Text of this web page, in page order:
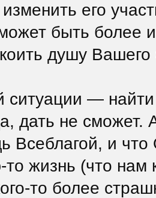
его
быть более
душу
— найти
дать не
Всеблагой, и
жизнь (что нам
то более